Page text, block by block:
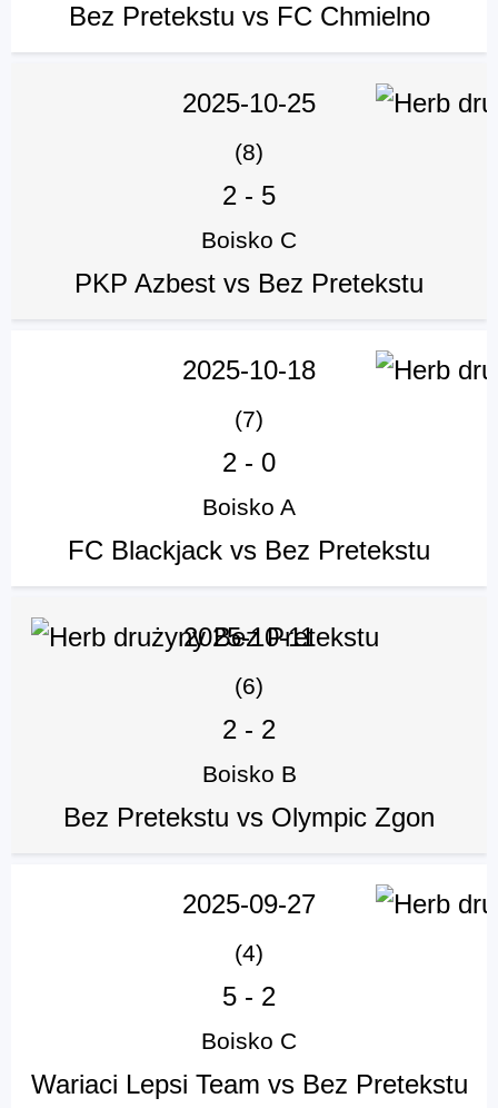
Bez Pretekstu vs FC Chmielno
2025-10-25
(8)
2 - 5
Boisko C
PKP Azbest vs Bez Pretekstu
2025-10-18
(7)
2 - 0
Boisko A
FC Blackjack vs Bez Pretekstu
2025-10-11
(6)
2 - 2
Boisko B
Bez Pretekstu vs Olympic Zgon
2025-09-27
(4)
5 - 2
Boisko C
Wariaci Lepsi Team vs Bez Pretekstu